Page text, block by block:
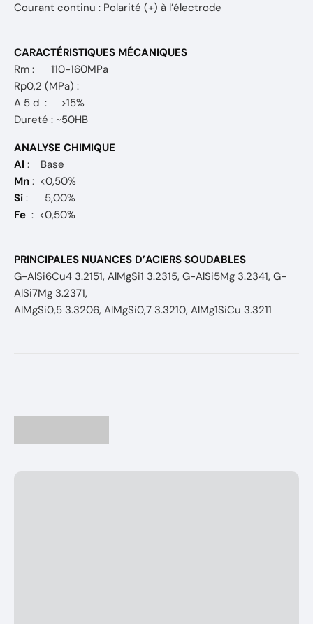
Courant continu : Polarité (+) à l’électrode
CARACTÉRISTIQUES MÉCANIQUES
Rm : 110-160MPa
Rp0,2 (MPa) :
A 5 d : >15%
Dureté : ~50HB
ANALYSE CHIMIQUE
Al : Base
Mn : <0,50%
Si :
5,00%
Fe : <0,50%
PRINCIPALES NUANCES D’ACIERS SOUDABLES
G-AlSi6Cu4 3.2151, AlMgSi1 3.2315, G-AlSi5Mg 3.2341, G-
AlSi7Mg 3.2371,
AlMgSi0,5 3.3206, AlMgSi0,7 3.3210, AlMg1SiCu 3.3211